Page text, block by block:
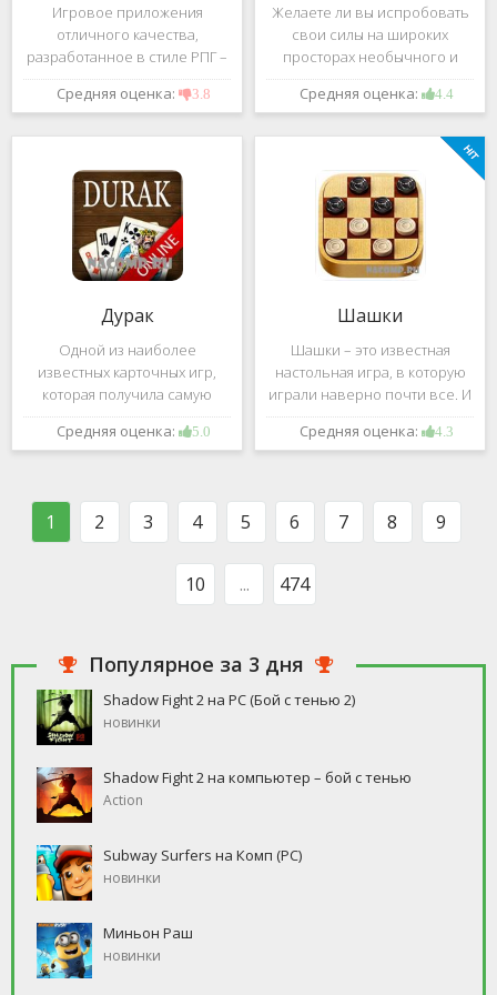
Игровое приложения
отличного качества,
разработанное в стиле РПГ –
это, конечно же, Dark
Avenger. В ней вы сможете
большое количество
проблем на свою
Средняя оценка: 3.8
Желаете ли вы испробовать
свои силы на широких
просторах необычного и
удивительного мира,
который наполнен
Если да, тогда вам к нам. Игра,
которую мы вам предложим
ниже и о
Средняя оценка: 4.4
Дурак
Одной из наиболее
известных карточных игр,
которая получила самую
большую известность среди
всех людей всех возрастных
такого человека, который бы
Средняя оценка: 5.0
Шашки
Шашки – это известная
настольная игра, в которую
играли наверно почти все. И
это не странно. Эта игра
имеет не сложные правила и
свободное время, но
Средняя оценка: 4.3
1 2 3 4 5 6 7 8 9
10 ... 474
Популярное за 3 дня
Shadow Fight 2 на PC (Бой с тенью 2)
новинки
Shadow Fight 2 на компьютер – бой с тенью
Action
Subway Surfers на Комп (PC)
новинки
Миньон Раш
новинки